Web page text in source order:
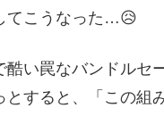
てこうなった…😥
酷い罠なバンドルセ
とすると、「この組